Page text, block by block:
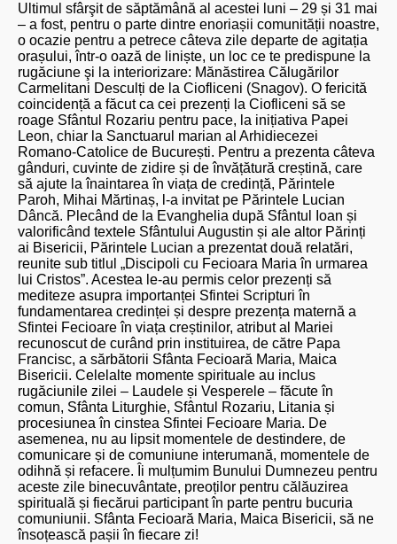
Ultimul sfârşit de săptămână al acestei luni – 29 și 31 mai
– a fost, pentru o parte dintre enoriașii comunității noastre,
o ocazie pentru a petrece câteva zile departe de agitația
orașului, într-o oază de liniște, un loc ce te predispune la
rugăciune şi la interiorizare: Mănăstirea Călugărilor
Carmelitani Desculți de la Ciofliceni (Snagov). O fericită
coincidență a făcut ca cei prezenți la Ciofliceni să se
roage Sfântul Rozariu pentru pace, la inițiativa Papei
Leon, chiar la Sanctuarul marian al Arhidiecezei
Romano-Catolice de București. Pentru a prezenta câteva
gânduri, cuvinte de zidire și de învățătură creștină, care
să ajute la înaintarea în viața de credință, Părintele
Paroh, Mihai Mărtinaș, l-a invitat pe Părintele Lucian
Dâncă. Plecând de la Evanghelia după Sfântul Ioan și
valorificând textele Sfântului Augustin și ale altor Părinți
ai Bisericii, Părintele Lucian a prezentat două relatări,
reunite sub titlul „Discipoli cu Fecioara Maria în urmarea
lui Cristos”. Acestea le-au permis celor prezenți să
mediteze asupra importanței Sfintei Scripturi în
fundamentarea credinței și despre prezența maternă a
Sfintei Fecioare în viața creștinilor, atribut al Mariei
recunoscut de curând prin instituirea, de către Papa
Francisc, a sărbătorii Sfânta Fecioară Maria, Maica
Bisericii. Celelalte momente spirituale au inclus
rugăciunile zilei – Laudele și Vesperele – făcute în
comun, Sfânta Liturghie, Sfântul Rozariu, Litania și
procesiunea în cinstea Sfintei Fecioare Maria. De
asemenea, nu au lipsit momentele de destindere, de
comunicare și de comuniune interumană, momentele de
odihnă și refacere. Îi mulțumim Bunului Dumnezeu pentru
aceste zile binecuvântate, preoților pentru călăuzirea
spirituală și fiecărui participant în parte pentru bucuria
comuniunii. Sfânta Fecioară Maria, Maica Bisericii, să ne
însoțească pașii în fiecare zi!